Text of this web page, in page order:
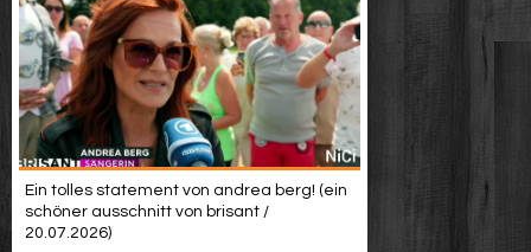
Ein tolles statement von andrea berg! (ein
schöner ausschnitt von brisant /
20.07.2026)